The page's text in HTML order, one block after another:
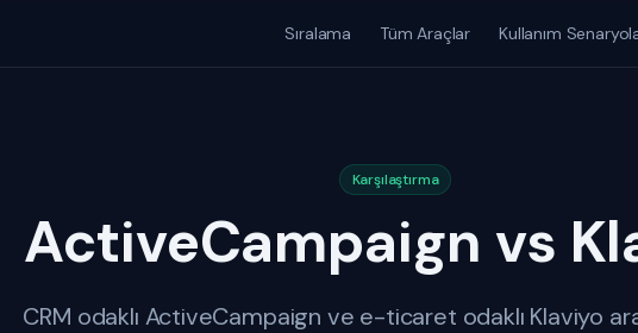
Sıralama Tüm Araçlar Kullanım
Karşılaştırma
ActiveCampaign vs
CRM odaklı ActiveCampaign ve e-ticaret odaklı Klaviyo